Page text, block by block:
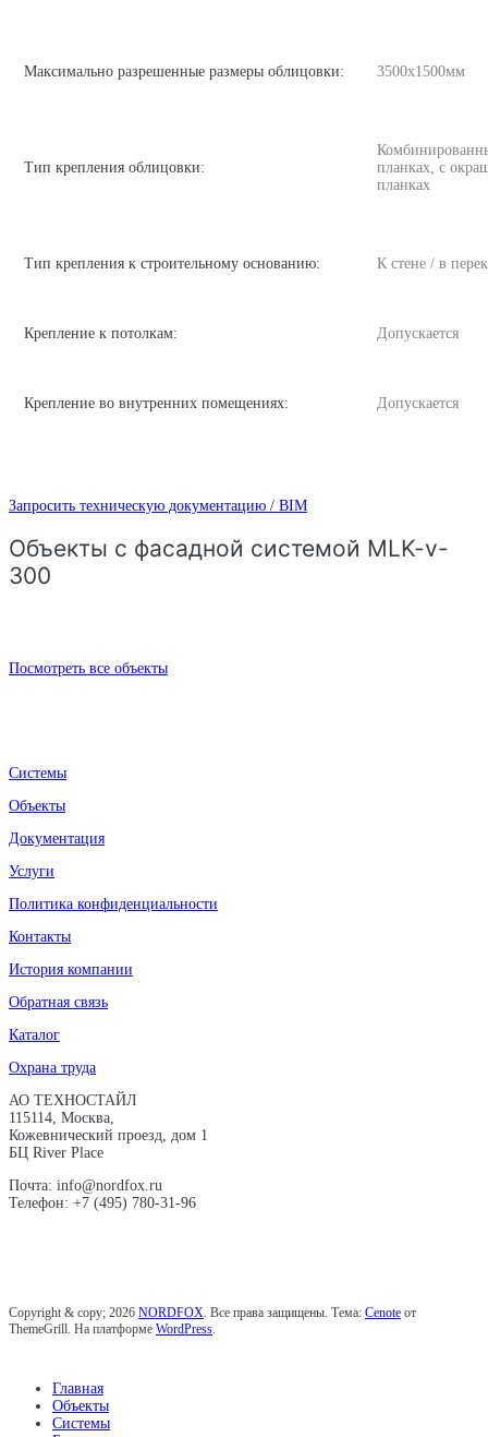
Максимально разрешенные размеры облицовки: 3500х1500мм
Тип крепления облицовки:
планках, с
планках
Тип крепления к строительному основанию: К стене / в
Крепление к потолкам: Допускается
Крепление во внутренних помещениях: Допускается
Запросить техническую документацию / BIM
Объекты с фасадной системой MLK-v-
300
Посмотреть все объекты
Системы
Объекты
Документация
Услуги
Политика конфиденциальности
Контакты
История компании
Обратная связь
Каталог
Охрана труда
АО ТЕХНОСТАЙЛ
115114, Москва,
Кожевнический проезд, дом 1
БЦ River Place
Почта: info@nordfox.ru
Телефон: +7 (495) 780-31-96
Copyright & copy; 2026 NORDFOX. Все права защищены. Тема: Cenote от
ThemeGrill. На платформе WordPress.
Главная
Объекты
Системы